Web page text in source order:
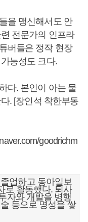
을 맹신해서도 안
전문가의 인프라
버들은 정작 현장
능성도 크다.
다. 본인이 아는 물
. [장인석 착한부동
goodrichm
업하고 동아일보
로 활동했다. 퇴사
자와 개발을 병행
등으로 명성을 쌓